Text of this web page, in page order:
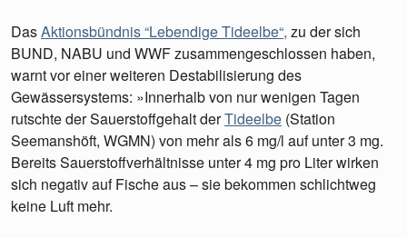
DasAktionsbündnis “Lebendige Tideelbe“, zu der sich
BUND, NABU und WWF zusammengeschlossen haben,
warnt vor einer weiteren Destabilisierung des
Gewässersystems: »Innerhalb von nur wenigen Tagen
rutschte der Sauerstoffgehalt derTideelbe (Station
Seemanshöft, WGMN) von mehr als 6 mg/l auf unter 3 mg.
Bereits Sauerstoffverhältnisse unter 4 mg pro Liter wirken
sich negativ auf Fische aus – sie bekommen schlichtweg
keine Luft mehr.